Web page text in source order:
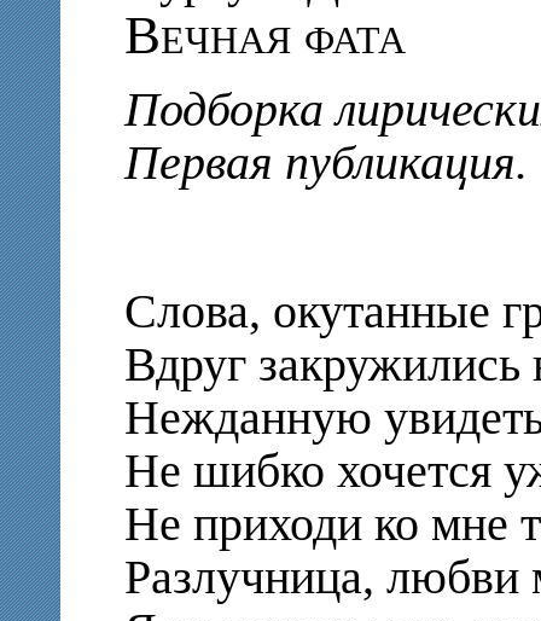
Вечная фата
Подборка
Первая публикация.
Слова, окутанные
Вдруг закружились
Нежданную
Не шибко хочется
Не приходи ко мне
Разлучница, любви